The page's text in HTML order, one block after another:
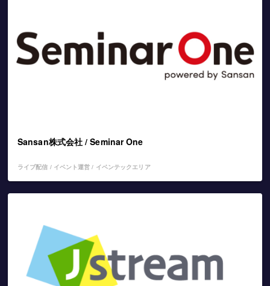
Sansan株式会社 / Seminar One
ライブ配信 / イベント運営 / イベンテックエリア